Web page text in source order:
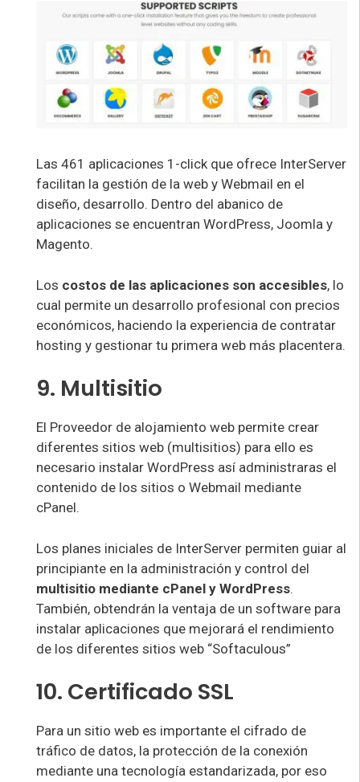
Las 461 aplicaciones 1-click que ofrece InterServer
facilitan la gestión de la web y Webmail en el
diseño, desarrollo. Dentro del abanico de
aplicaciones se encuentran WordPress, Joomla y
Magento.
Los costos de las aplicaciones son accesibles, lo
cual permite un desarrollo profesional con precios
económicos, haciendo la experiencia de contratar
hosting y gestionar tu primera web más placentera.
9. Multisitio
El Proveedor de alojamiento web permite crear
diferentes sitios web (multisitios) para ello es
necesario instalar WordPress así administraras el
contenido de los sitios o Webmail mediante
cPanel.
Los planes iniciales de InterServer permiten guiar al
principiante en la administración y control del
multisitio mediante cPanel y WordPress.
También, obtendrán la ventaja de un software para
instalar aplicaciones que mejorará el rendimiento
de los diferentes sitios web “Softaculous”
10. Certificado SSL
Para un sitio web es importante el cifrado de
tráfico de datos, la protección de la conexión
mediante una tecnología estandarizada, por eso